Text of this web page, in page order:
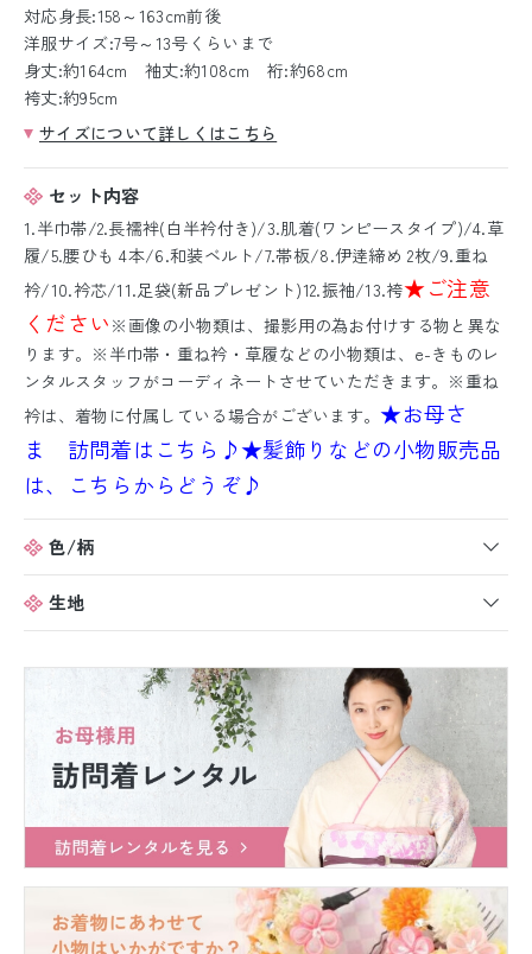
対応身長:158～163cm前後
洋服サイズ:7号～13号くらいまで
身丈:約164cm 袖丈:約108cm 裄:約68cm
袴丈:約95cm
サイズについて詳しくはこちら
セット内容
1.半巾帯/2.長襦袢(白半衿付き)/3.肌着(ワンピースタイプ)/4.草
履/5.腰ひも 4本/6.和装ベルト/7.帯板/8.伊逹締め 2枚/9.重ね
衿/10.衿芯/11.足袋(新品プレゼント)12.振袖/13.袴★ご注意
ください ※画像の小物類は、撮影用の為お付けする物と異な
ります。※半巾帯・重ね衿・草履などの小物類は、e-きものレ
ンタルスタッフがコーディネートさせていただきます。※重ね
衿は、着物に付属している場合がございます。★お母さ
ま 訪問着はこちら♪★髪飾りなどの小物販売品
は、こちらからどうぞ♪
色/柄
生地